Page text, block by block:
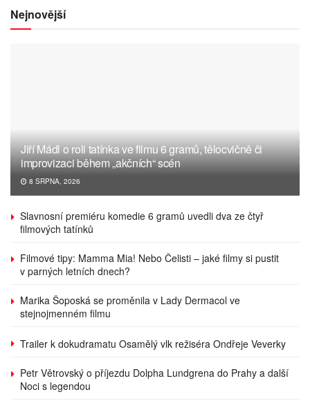
Nejnovější
Jiří Mádl o roli tatínka ve filmu 6 gramů, tělocvičně či
improvizaci během „akčních“ scén
8 SRPNA, 2026
Slavnosní premiéru komedie 6 gramů uvedli dva ze čtyř
filmových tatínků
Filmové tipy: Mamma Mia! Nebo Čelisti – jaké filmy si pustit
v parných letních dnech?
Marika Šoposká se proměnila v Lady Dermacol ve
stejnojmenném filmu
Trailer k dokudramatu Osamělý vlk režiséra Ondřeje Veverky
Petr Větrovský o příjezdu Dolpha Lundgrena do Prahy a další
Noci s legendou